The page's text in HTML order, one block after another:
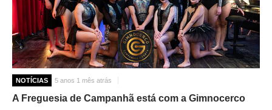
NOTÍCIAS 5 anos 1 mês atrás
A Freguesia de Campanhã está com a Gimnocerco